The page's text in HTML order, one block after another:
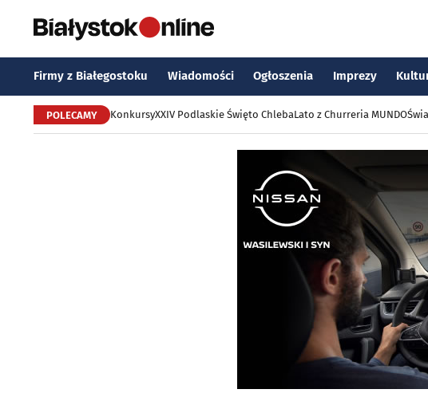
Firmy z Białegostoku Wiadomości Ogłoszenia Imprezy
POLECAMY KonkursyXXIV Podlaskie Święto ChlebaLato z Churreria MUNDO